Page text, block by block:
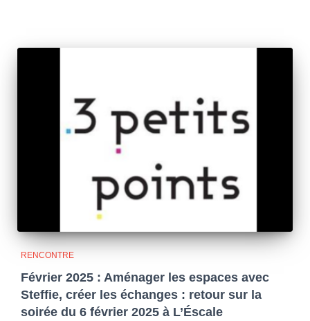
RENCONTRE
Février 2025 : Aménager les espaces avec
Steffie, créer les échanges : retour sur la
soirée du 6 février 2025 à L’Éscale